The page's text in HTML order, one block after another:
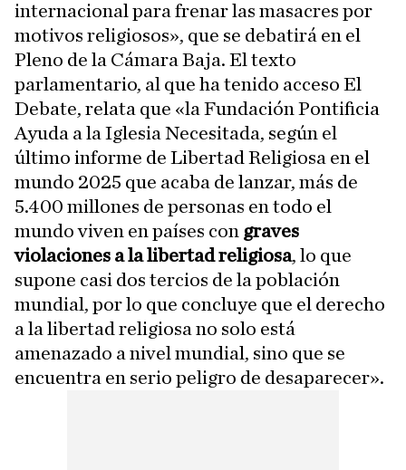
internacional para frenar las masacres por
motivos religiosos», que se debatirá en el
Pleno de la Cámara Baja. El texto
parlamentario, al que ha tenido acceso El
Debate, relata que «la Fundación Pontificia
Ayuda a la Iglesia Necesitada, según el
último informe de Libertad Religiosa en el
mundo 2025 que acaba de lanzar, más de
5.400 millones de personas en todo el
mundo viven en países con graves
violaciones a la libertad religiosa, lo que
supone casi dos tercios de la población
mundial, por lo que concluye que el derecho
a la libertad religiosa no solo está
amenazado a nivel mundial, sino que se
encuentra en serio peligro de desaparecer».